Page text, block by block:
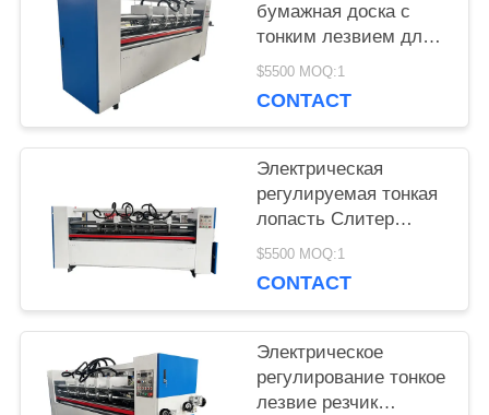
ПОЛИТИКА
УЕДИНЕНИЯ
бумажная доска с
тонким лезвием для
картонной коробки
$5500 MOQ:1
CONTACT
Электрическая
регулируемая тонкая
лопасть Слитер
Скортер Картон из
картона
$5500 MOQ:1
CONTACT
Электрическое
регулирование тонкое
лезвие резчик